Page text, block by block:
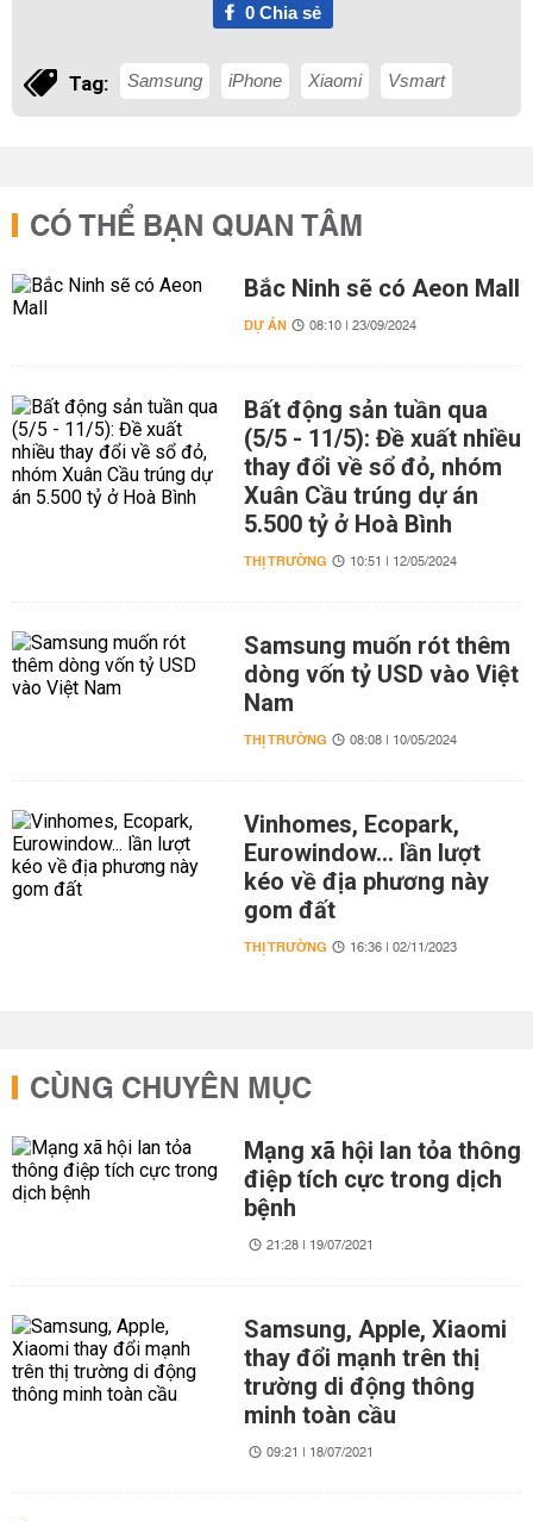
0Chia sẻ
Tag: Samsung iPhone Xiaomi Vsmart
CÓ THỂ BẠN QUAN TÂM
Bắc Ninh sẽ có Aeon Mall
DỰ ÁN 08:10 | 23/09/2024
Bất động sản tuần qua
(5/5 - 11/5): Đề xuất nhiều
thay đổi về sổ đỏ, nhóm
Xuân Cầu trúng dự án
5.500 tỷ ở Hoà Bình
THỊ TRƯỜNG 10:51 | 12/05/2024
Samsung muốn rót thêm
dòng vốn tỷ USD vào Việt
Nam
THỊ TRƯỜNG 08:08 | 10/05/2024
Vinhomes, Ecopark,
Eurowindow... lần lượt
kéo về địa phương này
gom đất
THỊ TRƯỜNG 16:36 | 02/11/2023
CÙNG CHUYÊN MỤC
Mạng xã hội lan tỏa thông
điệp tích cực trong dịch
bệnh
21:28 | 19/07/2021
Samsung, Apple, Xiaomi
thay đổi mạnh trên thị
trường di động thông
minh toàn cầu
09:21 | 18/07/2021